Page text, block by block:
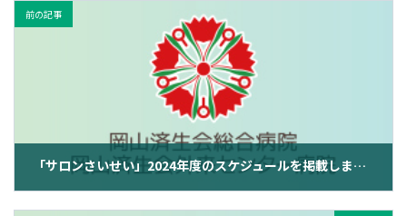
前の記事
「サロンさいせい」2024年度のスケジュールを掲載しました
2024年4月2日